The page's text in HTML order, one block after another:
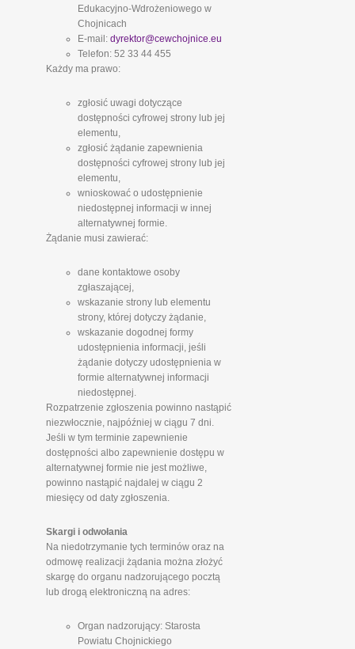
Edukacyjno-Wdrożeniowego w
Chojnicach
E-mail: dyrektor@cewchojnice.eu
Telefon: 52 33 44 455
Każdy ma prawo:
zgłosić uwagi dotyczące
dostępności cyfrowej strony lub jej
elementu,
zgłosić żądanie zapewnienia
dostępności cyfrowej strony lub jej
elementu,
wnioskować o udostępnienie
niedostępnej informacji w innej
alternatywnej formie.
Żądanie musi zawierać:
dane kontaktowe osoby
zgłaszającej,
wskazanie strony lub elementu
strony, której dotyczy żądanie,
wskazanie dogodnej formy
udostępnienia informacji, jeśli
żądanie dotyczy udostępnienia w
formie alternatywnej informacji
niedostępnej.
Rozpatrzenie zgłoszenia powinno nastąpić
niezwłocznie, najpóźniej w ciągu 7 dni.
Jeśli w tym terminie zapewnienie
dostępności albo zapewnienie dostępu w
alternatywnej formie nie jest możliwe,
powinno nastąpić najdalej w ciągu 2
miesięcy od daty zgłoszenia.
Skargi i odwołania
Na niedotrzymanie tych terminów oraz na
odmowę realizacji żądania można złożyć
skargę do organu nadzorującego pocztą
lub drogą elektroniczną na adres:
Organ nadzorujący: Starosta
Powiatu Chojnickiego